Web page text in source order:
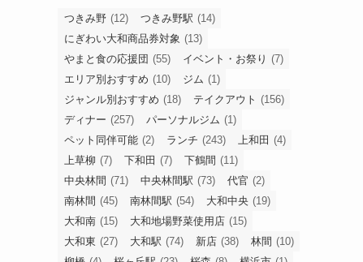
つきみ野 (12) つきみ野駅 (14)
にぎわい大和商品券対象 (13)
やまと食の応援団 (55) イベント・お祭り (7)
エリア別おすすめ (10) ジム (1)
ジャンル別おすすめ (18) テイクアウト (156)
ディナー (257) パーソナルジム (1)
ペット同伴可能 (2) ランチ (243) 上和田 (4)
上草柳 (7) 下和田 (7) 下鶴間 (11)
中央林間 (71) 中央林間駅 (73) 代官 (2)
南林間 (45) 南林間駅 (54) 大和中央 (19)
大和南 (15) 大和地場野菜使用店 (15)
大和東 (27) 大和駅 (74) 新店 (38) 林間 (10)